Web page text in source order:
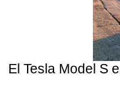
El Tesla Model S